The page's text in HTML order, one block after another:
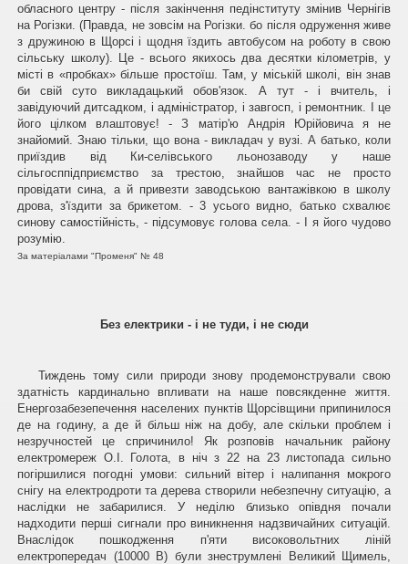
обласного центру - після закінчення педінституту змінив Чернігів
на Рогізки. (Правда, не зовсім на Рогізки. бо після одруження живе
з дружиною в Щорсі і щодня їздить автобусом на роботу в свою
сільську школу). Це - всього якихось два десятки кілометрів, у
місті в «пробках» більше простоїш. Там, у міській школі, він знав
би свій суто викладацький обов'язок. А тут - і вчитель, і
завідуючий дитсадком, і адміністратор, і завгосп, і ремонтник. І це
його цілком влаштовує! - З матір'ю Андрія Юрійовича я не
знайомий. Знаю тільки, що вона - викладач у вузі. А батько, коли
приїздив від Ки-селівського льонозаводу у наше
сільгосппідприємство за трестою, знайшов час не просто
провідати сина, а й привезти заводською вантажівкою в школу
дрова, з'їздити за брикетом. - 3 усього видно, батько схвалює
синову самостійність, - підсумовує голова села. - І я його чудово
розумію.
За матеріалами "Променя" № 48
Без електрики - і не туди, і не сюди
Тиждень тому сили природи знову продемонстрували свою
здатність кардинально впливати на наше повсякденне життя.
Енергозабезепечення населених пунктів Щорсівщини припинилося
де на годину, а де й більш ніж на добу, але скільки проблем і
незручностей це спричинило! Як розповів начальник району
електромереж О.І. Голота, в ніч з 22 на 23 листопада сильно
погіршилися погодні умови: сильний вітер і налипання мокрого
снігу на електродроти та дерева створили небезпечну ситуацію, а
наслідки не забарилися. У неділю близько опівдня почали
надходити перші сигнали про виникнення надзвичайних ситуацій.
Внаслідок пошкодження п'яти високовольтних ліній
електропередач (10000 В) були знеструмлені Великий Щимель,